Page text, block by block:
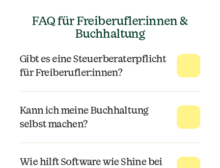
FAQ für Freiberufler:innen &
Buchhaltung
Gibt es eine Steuerberaterpflicht
für Freiberufler:innen?
Kann ich meine Buchhaltung
selbst machen?
Wie hilft Software wie Shine bei